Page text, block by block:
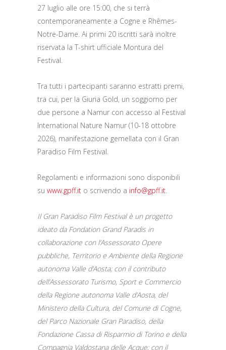
27 luglio alle ore 15:00, che si terrà
contemporaneamente a Cogne e Rhêmes-
Notre-Dame. Ai primi 20 iscritti sarà inoltre
riservata la T-shirt ufficiale Montura del
Festival.
Tra tutti i partecipanti saranno estratti premi,
tra cui, per la Giuria Gold, un soggiorno per
due persone a Namur con accesso al Festival
International Nature Namur (10-18 ottobre
2026), manifestazione gemellata con il Gran
Paradiso Film Festival.
Regolamenti e informazioni sono disponibili
su www.gpff.it o scrivendo a info@gpff.it.
Il Gran Paradiso Film Festival è un progetto
ideato da Fondation Grand Paradis in
collaborazione con l’Assessorato Opere
pubbliche, Territorio e Ambiente della Regione
autonoma Valle d’Aosta; con il contributo
dell’Assessorato Turismo, Sport e Commercio
della Regione autonoma Valle d’Aosta, del
Ministero della Cultura, del Comune di Cogne,
del Parco Nazionale Gran Paradiso, della
Fondazione Cassa di Risparmio di Torino e della
Compagnia Valdostana delle Acque; con il